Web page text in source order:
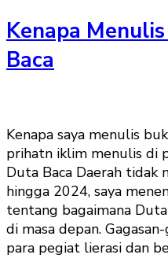
Kenapa
Baca
Kenapa saya menulis
prihatn iklim menulis di
Duta Baca Daerah tidak
hingga 2024, saya
tentang bagaimana
di masa depan.
para pegiat lierasi dan